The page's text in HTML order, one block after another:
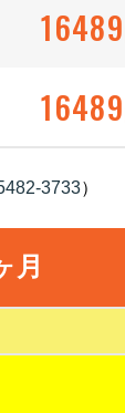
16489
16489
3733）
月